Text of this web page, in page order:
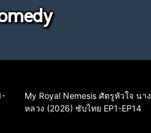
My Royal Nemesis ศัตรูหัวใจ นา
หลวง (2026) ซับไทย EP1-EP14